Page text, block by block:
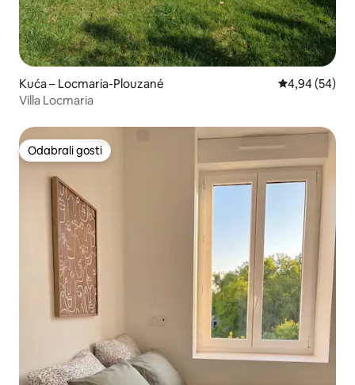
Kuća – Locmaria-Plouzané Prosječna
4,94 (54)
Villa Locmaria
Odabrali gosti
Odabrali gosti